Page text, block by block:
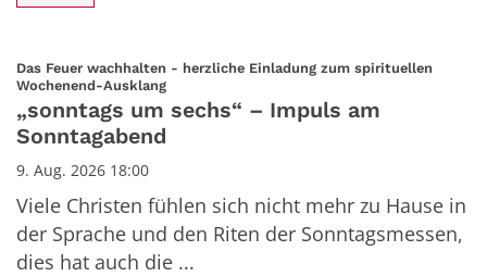
Das Feuer wachhalten - herzliche Einladung zum spirituellen
Wochenend-Ausklang:
„sonntags um sechs“ – Impuls am
Sonntagabend
9. Aug. 2026 18:00
Viele Christen fühlen sich nicht mehr zu Hause in
der Sprache und den Riten der Sonntagsmessen,
dies hat auch die ...